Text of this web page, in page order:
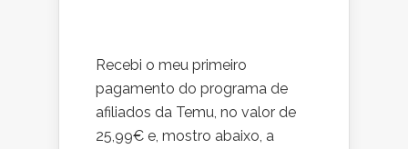
Recebi o meu primeiro
pagamento do programa de
afiliados da Temu, no valor de
25,99€ e, mostro abaixo, a